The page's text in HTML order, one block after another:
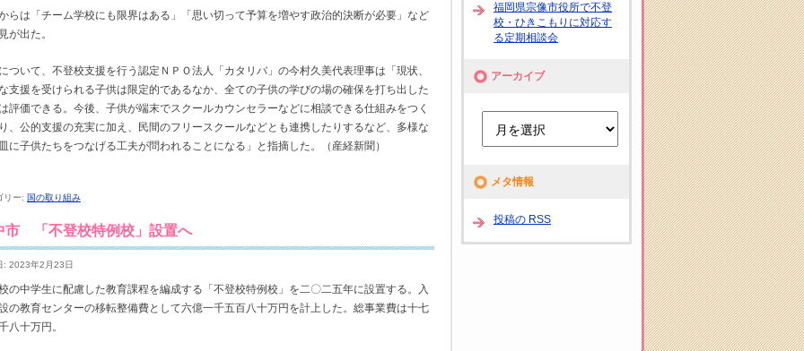
らは「チーム学校にも限界はある」「思い切って予算を増やす政治的決断が必要」など
が出た。
ついて、不登校支援を行う認定ＮＰＯ法人「カタリバ」の今村久美代表理事は「現状、
支援を受けられる子供は限定的であるなか、全ての子供の学びの場の確保を打ち出した
評価できる。今後、子供が端末でスクールカウンセラーなどに相談できる仕組みをつく
、公的支援の充実に加え、民間のフリースクールなどとも連携したりするなど、多様な
に子供たちをつなげる工夫が問われることになる」と指摘した。（産経新聞）
リー: 国の取り組み
市 「不登校特例校」設置へ
: 2023年2月23日
の中学生に配慮した教育課程を編成する「不登校特例校」を二〇二五年に設置する。入
の教育センターの移転整備費として六億一千五百八十万円を計上した。総事業費は十七
八十万円。
福岡県宗像市役所で不登
校・ひきこもりに対応す
る定期相談会
アーカイブ
メタ情報
投稿の RSS